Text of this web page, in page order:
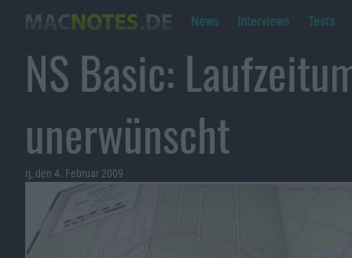
News Interviews Tests
NS Basic:
unerwünscht
rj, den 4. Februar 2009